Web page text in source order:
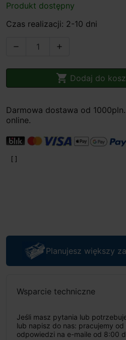
Produkt dostępny
Czas realizacji: 2-10 dni
 
 Dodaj do
Darmowa dostawa od
online.
Planujesz większy
Wsparcie techniczne
Jeśli masz pytania lub
lub napisz do nas: pracujemy od
odpowiedzi na e-maile od 8:00